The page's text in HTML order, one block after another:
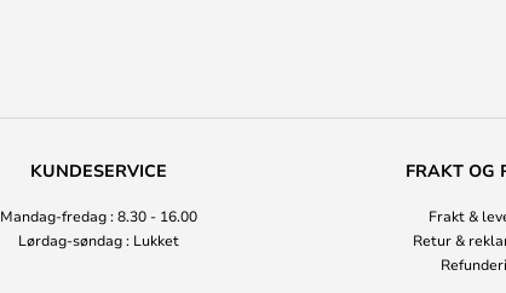
KUNDESERVICE
Mandag-fredag : 8.30 - 16.00
Lørdag-søndag : Lukket
FRAKT OG
Frakt &
Retur &